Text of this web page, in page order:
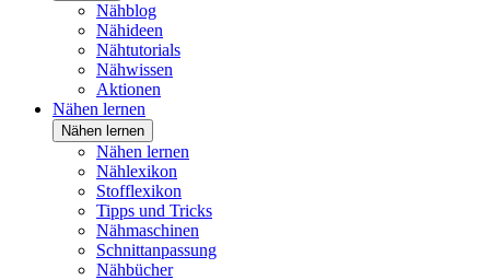
Nähblog
Nähideen
Nähtutorials
Nähwissen
Aktionen
Nähen lernen
Nähen lernen
Nähen lernen
Nählexikon
Stofflexikon
Tipps und Tricks
Nähmaschinen
Schnittanpassung
Nähbücher